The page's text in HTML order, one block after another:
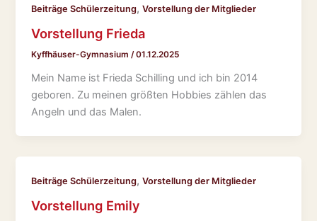
Beiträge Schülerzeitung,Vorstellung der Mitglieder
Vorstellung Frieda
Kyffhäuser-Gymnasium/01.12.2025
Mein Name ist Frieda Schilling und ich bin 2014
geboren. Zu meinen größten Hobbies zählen das
Angeln und das Malen.
Beiträge Schülerzeitung,Vorstellung der Mitglieder
Vorstellung Emily